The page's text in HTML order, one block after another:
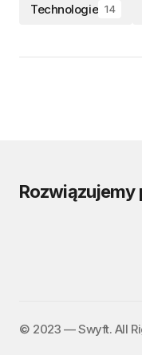
Technologie 14
Rozwiązujemy
©️ 2023 — Swyft. All